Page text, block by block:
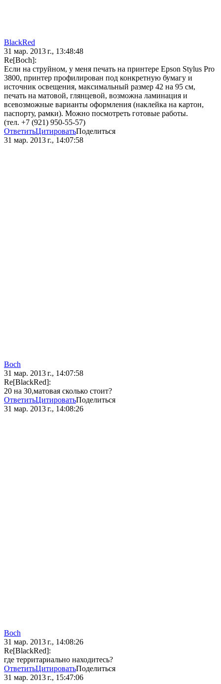
BlackRed
31 мар. 2013 г., 13:48:48
Re[Boch]:
Если на струйном, у меня печать на принтере Epson Stylus Pro
3800, принтер профилирован под конкретную бумагу и
источник освещения, максимальный размер 42 на 95 см,
печать на матовой, глянцевой, возможна ламинация и
всевозможные варианты оформления (наклейка на картон,
паспорту, рамки). Можно посмотреть готовые работы.
(тел. +7 (921) 950-55-57)
ОтветитьЦитироватьПоделиться
31 мар. 2013 г., 14:07:58
Boch
31 мар. 2013 г., 14:07:58
Re[BlackRed]:
20 на 30,матовая сколько стоит?
ОтветитьЦитироватьПоделиться
31 мар. 2013 г., 14:08:26
Boch
31 мар. 2013 г., 14:08:26
Re[BlackRed]:
где территариально находитесь?
ОтветитьЦитироватьПоделиться
31 мар. 2013 г., 15:47:06